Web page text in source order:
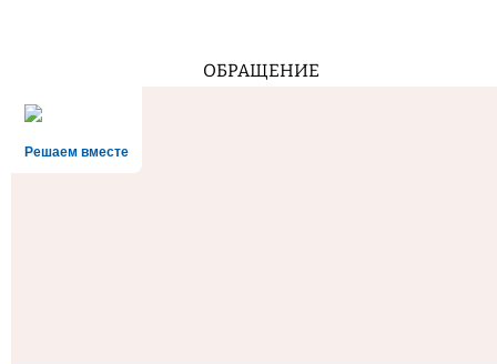
ОБРАЩЕНИЕ
Решаем вместе